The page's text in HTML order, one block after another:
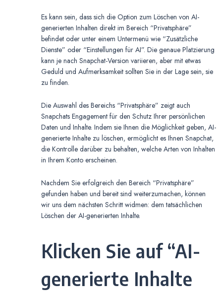
Es kann sein, dass sich die Option zum Löschen von AI-
generierten Inhalten direkt im Bereich “Privatsphäre”
befindet oder unter einem Untermenü wie “Zusätzliche
Dienste” oder “Einstellungen für AI”. Die genaue Platzierung
kann je nach Snapchat-Version variieren, aber mit etwas
Geduld und Aufmerksamkeit sollten Sie in der Lage sein, sie
zu finden.
Die Auswahl des Bereichs “Privatsphäre” zeigt auch
Snapchats Engagement für den Schutz Ihrer persönlichen
Daten und Inhalte. Indem sie Ihnen die Möglichkeit geben, AI-
generierte Inhalte zu löschen, ermöglicht es Ihnen Snapchat,
die Kontrolle darüber zu behalten, welche Arten von Inhalten
in Ihrem Konto erscheinen.
Nachdem Sie erfolgreich den Bereich “Privatsphäre”
gefunden haben und bereit sind weiterzumachen, können
wir uns dem nächsten Schritt widmen: dem tatsächlichen
Löschen der AI-generierten Inhalte.
Klicken Sie auf “AI-
generierte Inhalte